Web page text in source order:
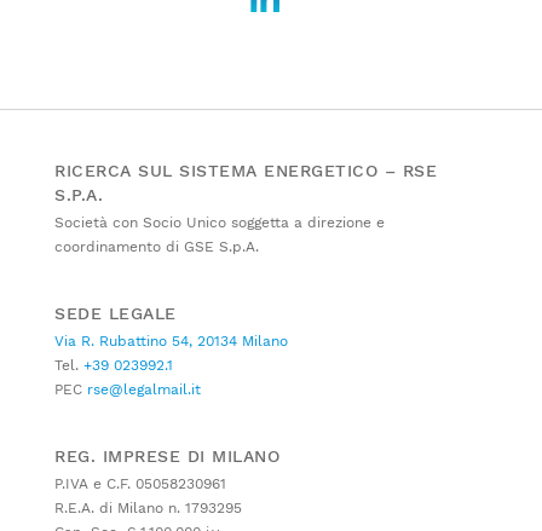
RICERCA SUL SISTEMA ENERGETICO – RSE
S.P.A.
Società con Socio Unico soggetta a direzione e
coordinamento di GSE S.p.A.
SEDE LEGALE
Via R. Rubattino 54, 20134 Milano
Tel. +39 023992.1
PEC rse@legalmail.it
REG. IMPRESE DI MILANO
P.IVA e C.F. 05058230961
R.E.A. di Milano n. 1793295